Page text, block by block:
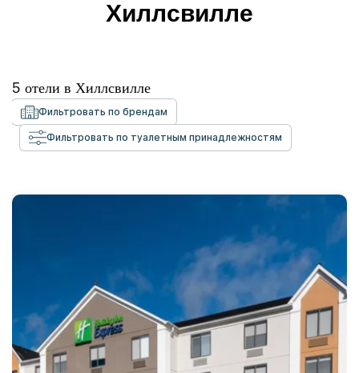
Хиллсвилле
5 отели в Хиллсвилле
Фильтровать по брендам
Фильтровать по туалетным принадлежностям